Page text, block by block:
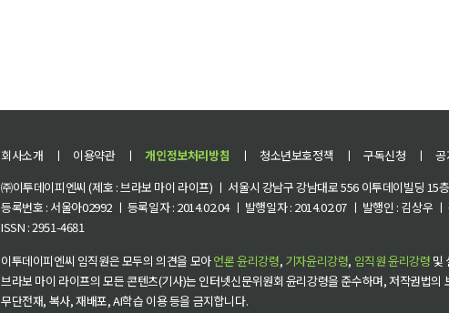
회사소개 ㅣ 이용약관 ㅣ 개인정보처리방침 ㅣ 청소년보호정책 ㅣ 구독신청 ㅣ 공
㈜이투데이피엔씨 (제호 : 브라보 마이 라이프) ㅣ 서울시 강남구 강남대로 556 이투데이빌딩
등록번호 : 서울아02992 ㅣ 등록일자 : 2014.02.04 ㅣ 발행일자 : 2014.02.07 ㅣ 발행인 : 김상우
ISSN : 2951-4681
이투데이피엔씨 임직원은 모두의 의견을 모아언론 윤리강령, 기자윤리강령, 임직원 윤리강령 및
브라보 마이 라이프의 모든 콘텐츠(기사)는 인터넷신문위원회 윤리강령을 준수하며, 저작권법의
무단전재, 복사, 재배포, AI학습 이용 등을 금지합니다.